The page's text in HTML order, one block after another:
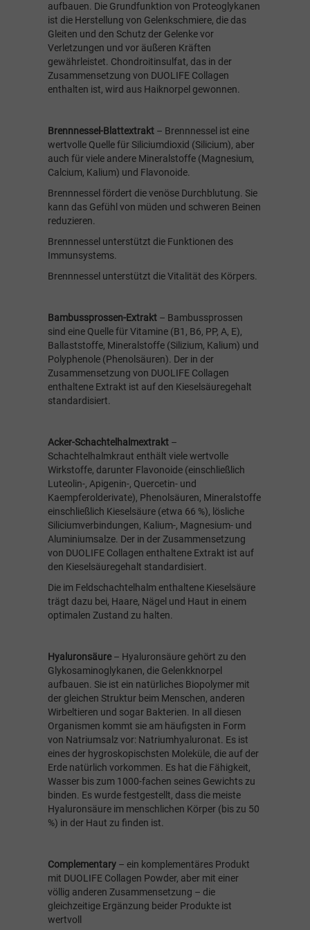
aufbauen. Die Grundfunktion von Proteoglykanen
ist die Herstellung von Gelenkschmiere, die das
Gleiten und den Schutz der Gelenke vor
Verletzungen und vor äußeren Kräften
gewährleistet. Chondroitinsulfat, das in der
Zusammensetzung von DUOLIFE Collagen
enthalten ist, wird aus Haiknorpel gewonnen.
Brennnessel-Blattextrakt – Brennnessel ist eine
wertvolle Quelle für Siliciumdioxid (Silicium), aber
auch für viele andere Mineralstoffe (Magnesium,
Calcium, Kalium) und Flavonoide.
Brennnessel fördert die venöse Durchblutung. Sie
kann das Gefühl von müden und schweren Beinen
reduzieren.
Brennnessel unterstützt die Funktionen des
Immunsystems.
Brennnessel unterstützt die Vitalität des Körpers.
Bambussprossen-Extrakt – Bambussprossen
sind eine Quelle für Vitamine (B1, B6, PP, A, E),
Ballaststoffe, Mineralstoffe (Silizium, Kalium) und
Polyphenole (Phenolsäuren). Der in der
Zusammensetzung von DUOLIFE Collagen
enthaltene Extrakt ist auf den Kieselsäuregehalt
standardisiert.
Acker-Schachtelhalmextrakt –
Schachtelhalmkraut enthält viele wertvolle
Wirkstoffe, darunter Flavonoide (einschließlich
Luteolin-, Apigenin-, Quercetin- und
Kaempferolderivate), Phenolsäuren, Mineralstoffe
einschließlich Kieselsäure (etwa 66 %), lösliche
Siliciumverbindungen, Kalium-, Magnesium- und
Aluminiumsalze. Der in der Zusammensetzung
von DUOLIFE Collagen enthaltene Extrakt ist auf
den Kieselsäuregehalt standardisiert.
Die im Feldschachtelhalm enthaltene Kieselsäure
trägt dazu bei, Haare, Nägel und Haut in einem
optimalen Zustand zu halten.
Hyaluronsäure– Hyaluronsäure gehört zu den
Glykosaminoglykanen, die Gelenkknorpel
aufbauen. Sie ist ein natürliches Biopolymer mit
der gleichen Struktur beim Menschen, anderen
Wirbeltieren und sogar Bakterien. In all diesen
Organismen kommt sie am häufigsten in Form
von Natriumsalz vor: Natriumhyaluronat. Es ist
eines der hygroskopischsten Moleküle, die auf der
Erde natürlich vorkommen. Es hat die Fähigkeit,
Wasser bis zum 1000-fachen seines Gewichts zu
binden. Es wurde festgestellt, dass die meiste
Hyaluronsäure im menschlichen Körper (bis zu 50
%) in der Haut zu finden ist.
Complementary – ein komplementäres Produkt
mit DUOLIFE Collagen Powder, aber mit einer
völlig anderen Zusammensetzung – die
gleichzeitige Ergänzung beider Produkte ist
wertvoll